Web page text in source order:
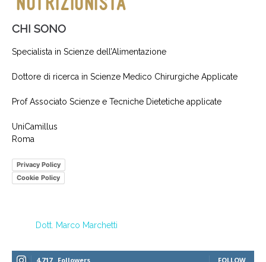
CHI SONO
Specialista in Scienze dell’Alimentazione
Dottore di ricerca in Scienze Medico Chirurgiche Applicate
Prof Associato Scienze e Tecniche Dietetiche applicate
UniCamillus
Roma
Privacy Policy
Cookie Policy
Dott. Marco Marchetti
4,717 Followers FOLLOW